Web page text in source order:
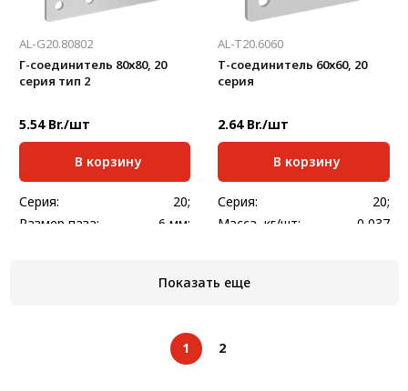
AL-G20.80802
Г-соединитель 80х80, 20
серия тип 2
5.54 Br./шт
В корзину
Серия:
20;
Размер паза:
6 мм;
AL-T20.6060
Т-соединитель 60х60, 20
серия
2.64 Br./шт
В корзину
Серия:
20;
Масса, кг/шт:
0,037
Показать еще
1 2